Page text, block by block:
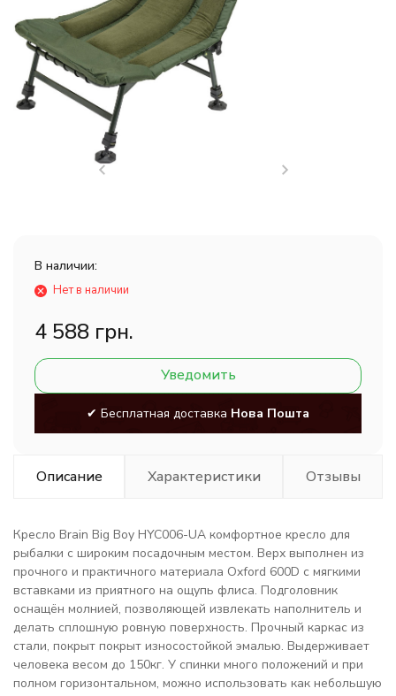
В наличии:
Нет в наличии
4 588 грн.
Уведомить
✔ Бесплатная доставка Нова Пошта
Описание Характеристики Отзывы
Кресло Brain Big Boy HYC006-UA комфортное кресло для
рыбалки с широким посадочным местом. Верх выполнен из
прочного и практичного материала Oxford 600D с мягкими
вставками из приятного на ощупь флиса. Подголовник
оснащён молнией, позволяющей извлекать наполнитель и
делать сплошную ровную поверхность. Прочный каркас из
стали, покрыт покрыт износостойкой эмалью. Выдерживает
человека весом до 150кг. У спинки много положений и при
полном горизонтальном, можно использовать как небольшую